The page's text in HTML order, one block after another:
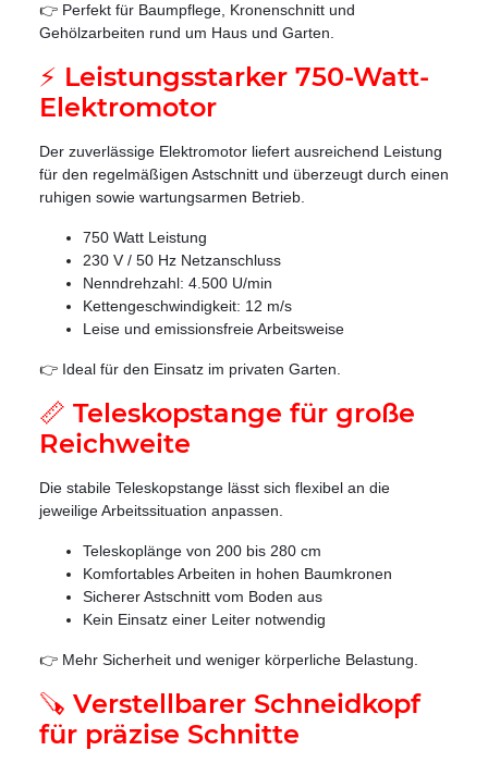
👉 Perfekt für Baumpflege, Kronenschnitt und
Gehölzarbeiten rund um Haus und Garten.
⚡ Leistungsstarker 750-Watt-
Elektromotor
Der zuverlässige Elektromotor liefert ausreichend Leistung
für den regelmäßigen Astschnitt und überzeugt durch einen
ruhigen sowie wartungsarmen Betrieb.
750 Watt Leistung
230 V / 50 Hz Netzanschluss
Nenndrehzahl: 4.500 U/min
Kettengeschwindigkeit: 12 m/s
Leise und emissionsfreie Arbeitsweise
👉 Ideal für den Einsatz im privaten Garten.
📏 Teleskopstange für große
Reichweite
Die stabile Teleskopstange lässt sich flexibel an die
jeweilige Arbeitssituation anpassen.
Teleskoplänge von 200 bis 280 cm
Komfortables Arbeiten in hohen Baumkronen
Sicherer Astschnitt vom Boden aus
Kein Einsatz einer Leiter notwendig
👉 Mehr Sicherheit und weniger körperliche Belastung.
🪚 Verstellbarer Schneidkopf
für präzise Schnitte